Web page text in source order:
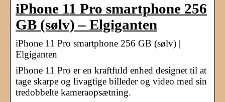
iPhone 11 Pro smartphone 256
GB (sølv) – Elgiganten
iPhone 11 Pro smartphone 256 GB (sølv) |
Elgiganten
iPhone 11 Pro er en kraftfuld enhed designet til at
tage skarpe og livagtige billeder og video med sin
tredobbelte kameraopsætning.